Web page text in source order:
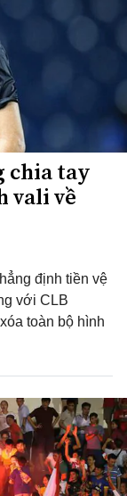
chia tay
vali về
định tiền vệ
với CLB
toàn bộ hình